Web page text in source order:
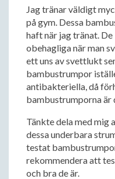
Jag tränar väldigt
på gym. Dessa
haft när jag tränat.
obehagliga när man
ett uns av svettlukt
bambustrumpor
antibakteriella, då
bambustrumporna är
Tänkte dela med mig
dessa underbara
testat
rekommendera att
och bra de är.